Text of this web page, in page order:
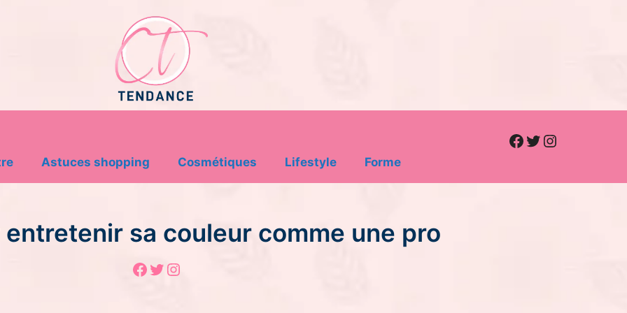
Astuces shopping Cosmétiques Lifestyle Forme
Facebook
Twitter
Instagram
sa couleur comme une pro
Facebook
Twitter
Instagram